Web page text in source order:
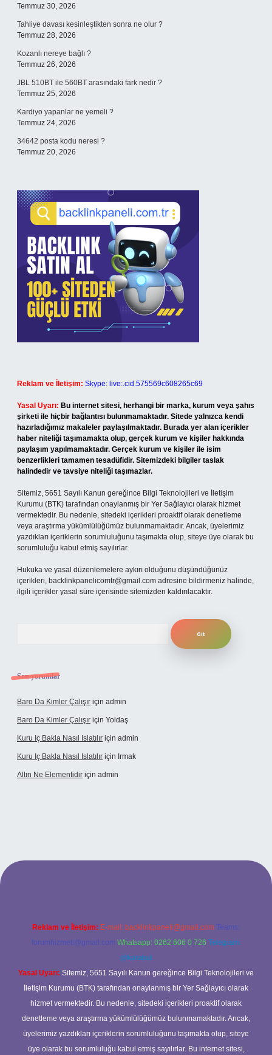
Temmuz 30, 2026
Tahliye davası kesinleştikten sonra ne olur ?
Temmuz 28, 2026
Kozanlı nereye bağlı ?
Temmuz 26, 2026
JBL 510BT ile 560BT arasındaki fark nedir ?
Temmuz 25, 2026
Kardiyo yapanlar ne yemeli ?
Temmuz 24, 2026
34642 posta kodu neresi ?
Temmuz 20, 2026
Reklam ve İletişim: Skype: live:.cid.575569c608265c69
Yasal Uyarı: Bu internet sitesi, herhangi bir marka, kurum veya şahıs
şirketi ile hiçbir bağlantısı bulunmamaktadır. Sitede yalnızca kendi
hazırladığımız makaleler paylaşılmaktadır. Burada yer alan içerikler
haber niteliği taşımamakta olup, gerçek kurum ve kişiler hakkında
paylaşım yapılmamaktadır. Gerçek kurum ve kişiler ile isim
benzerlikleri tamamen tesadüfidir. Sitemizdeki bilgiler taslak
halindedir ve tavsiye niteliği taşımazlar.
Sitemiz, 5651 Sayılı Kanun gereğince Bilgi Teknolojileri ve İletişim
Kurumu (BTK) tarafından onaylanmış bir Yer Sağlayıcı olarak hizmet
vermektedir. Bu nedenle, sitedeki içerikleri proaktif olarak denetleme
veya araştırma yükümlülüğümüz bulunmamaktadır. Ancak, üyelerimiz
yazdıkları içeriklerin sorumluluğunu taşımakta olup, siteye üye olarak bu
sorumluluğu kabul etmiş sayılırlar.
Hukuka ve yasal düzenlemelere aykırı olduğunu düşündüğünüz
içerikleri, backlinkpanelicomtr@gmail.com adresine bildirmeniz halinde,
ilgili içerikler yasal süre içerisinde sitemizden kaldırılacaktır.
Son yorumlar
Baro Da Kimler Çalışır için admin
Baro Da Kimler Çalışır için Yoldaş
Kuru Iç Bakla Nasıl Islatılır için admin
Kuru Iç Bakla Nasıl Islatılır için Irmak
Altın Ne Elementidir için admin
güncel giriş
Reklam ve İletişim: E-mail: backlinkpaneli@gmail.com Teams:
forumhizmeti@gmail.com Whatsapp: 0262 606 0 726 Telegram:
@karabul
Yasal Uyarı: Sitemiz, 5651 Sayılı Kanun gereğince Bilgi Teknolojileri ve
İletişim Kurumu (BTK) tarafından onaylanmış bir Yer Sağlayıcı olarak
hizmet vermektedir. Bu nedenle, sitedeki içerikleri proaktif olarak
denetleme veya araştırma yükümlülüğümüz bulunmamaktadır. Ancak,
üyelerimiz yazdıkları içeriklerin sorumluluğunu taşımakta olup, siteye
üye olarak bu sorumluluğu kabul etmiş sayılırlar. Bu internet sitesi,